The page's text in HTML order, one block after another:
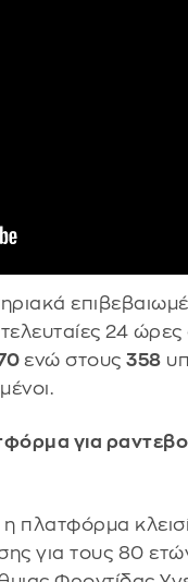
24
ενώ στους358
για
η πλατφόρμα
για τους 80